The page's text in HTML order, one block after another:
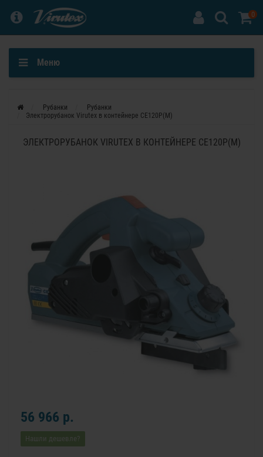
0
Меню
Рубанки
Рубанки
Электрорубанок Virutex в контейнере CE120Р(M)
ЭЛЕКТРОРУБАНОК VIRUTEX В КОНТЕЙНЕРЕ CE120Р(M)
56 966 р.
Нашли дешевле?